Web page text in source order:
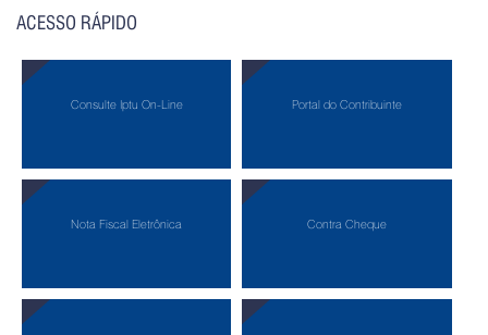
ACESSO RÁPIDO
Consulte Iptu On-Line Portal do Contribuinte
Nota Fiscal Eletrônica Contra Cheque